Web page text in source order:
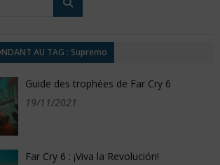
AU TAG : Supremo
Guide des trophées de Far Cry 6
19/11/2021
Far Cry 6 : ¡Viva la Revolución!